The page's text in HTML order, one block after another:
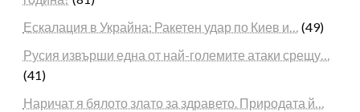
Ескалация в Украйна: Ракетен удар по Киев и… (49)
Русия извърши една от най-големите атаки срещу…
(41)
Наричат я бялото злато за здравето. Природата й…